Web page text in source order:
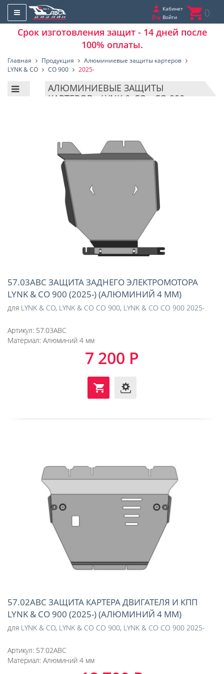
Кабинет
Войти
0
Срок изготовления защит - 14 дней после
100% оплаты.
Главная Продукция
Алюминиевые защиты картеров
LYNK & CO
CO 900 2025-
АЛЮМИНИЕВЫЕ ЗАЩИТЫ
КАРТЕРОВ - LYNK & CO - CO 900 -
57.03ABC ЗАЩИТА ЗАДНЕГО ЭЛЕКТРОМОТОРА
LYNK & CO 900 (2025-) (АЛЮМИНИЙ 4 ММ)
для LYNK & CO, LYNK & CO CO 900, LYNK & CO CO 900 2025-
Артикул: 57.03ABC
Материал: Алюминий 4 мм
7 200 Р
57.02ABC ЗАЩИТА КАРТЕРА ДВИГАТЕЛЯ И КПП
LYNK & CO 900 (2025-) (АЛЮМИНИЙ 4 ММ)
для LYNK & CO, LYNK & CO CO 900, LYNK & CO CO 900 2025-
Артикул: 57.02ABC
Материал: Алюминий 4 мм